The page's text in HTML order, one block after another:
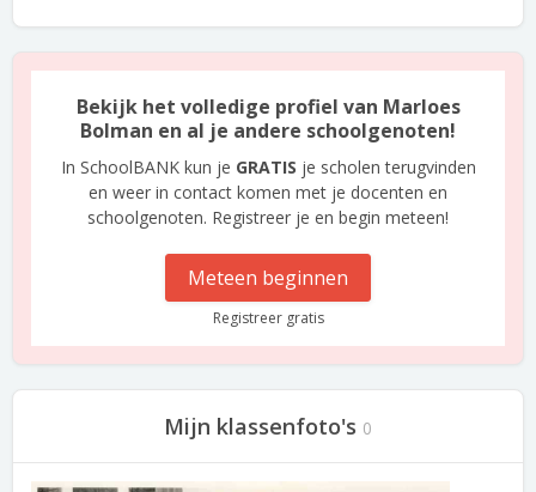
Bekijk het volledige profiel van Marloes
Bolman en al je andere schoolgenoten!
In SchoolBANK kun je GRATIS je scholen terugvinden
en weer in contact komen met je docenten en
schoolgenoten. Registreer je en begin meteen!
Meteen beginnen
Registreer gratis
Mijn klassenfoto's 0